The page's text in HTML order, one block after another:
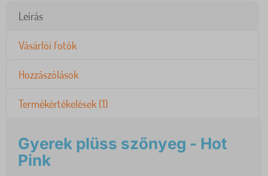
Leírás
Vásárlói fotók
Hozzászólások
Termékértékelések (1)
Gyerek plüss szőnyeg - Hot
Pink